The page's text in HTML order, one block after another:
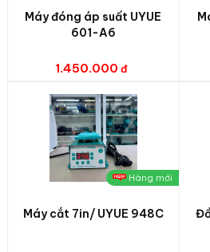
Máy đóng áp suất UYUE
601-A6
1.450.000
Hàng mới
Máy cắt 7in/ UYUE 948C